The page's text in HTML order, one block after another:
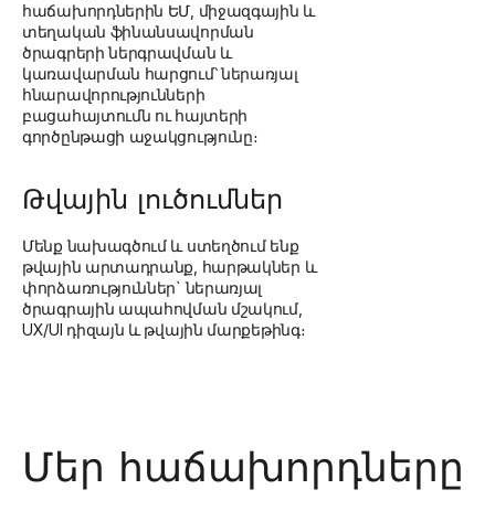
հաճախորդներին ԵՄ, միջազգային և
տեղական ֆինանսավորման
ծրագրերի ներգրավման և
կառավարման հարցում՝ ներառյալ
հնարավորությունների
բացահայտումն ու հայտերի
գործընթացի աջակցությունը։
Թվային լուծումներ
Մենք նախագծում և ստեղծում ենք
թվային արտադրանք, հարթակներ և
փորձառություններ` ներառյալ
ծրագրային ապահովման մշակում,
UX/UI դիզայն և թվային մարքեթինգ։
Մեր հաճախորդները